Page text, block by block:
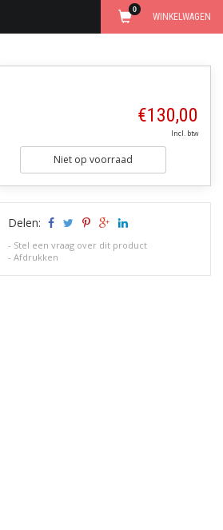
WINKELWAGEN
0
€130,00
Incl. btw
Niet op voorraad
Delen:
- Stel een vraag over dit product
-Afdrukken